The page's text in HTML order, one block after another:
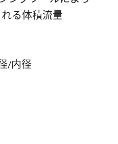
る体積流量
/内径